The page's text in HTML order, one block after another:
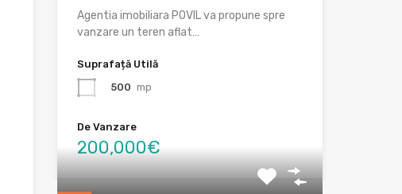
Agentia imobiliara POVIL va propune spre
vanzare un teren aflat…
Suprafață Utilă
500 mp
De Vanzare
200,000€